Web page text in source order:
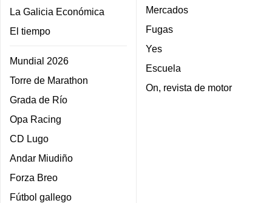
La Galicia Económica
El tiempo
Mundial 2026
Torre de Marathon
Grada de Río
Opa Racing
CD Lugo
Andar Miudiño
Forza Breo
Fútbol gallego
Mercados
Fugas
Yes
Escuela
On, revista de motor